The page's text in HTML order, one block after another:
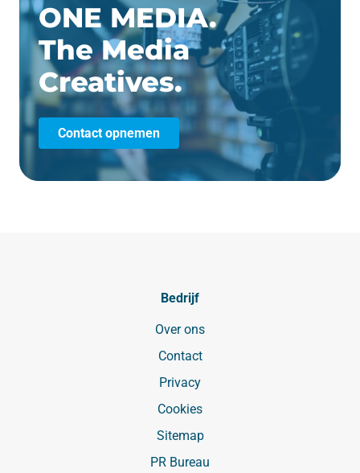
ONE MEDIA.
The Media
Creatives.
Contact opnemen
Bedrijf
Over ons
Contact
Privacy
Cookies
Sitemap
PR Bureau